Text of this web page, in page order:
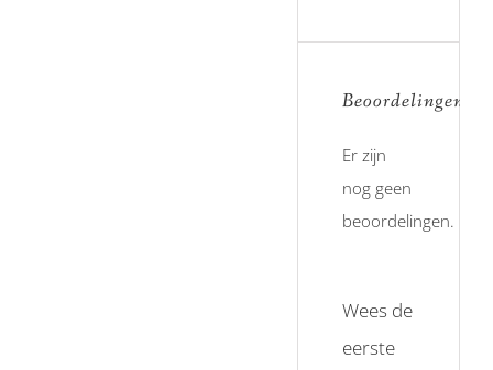
Beoordelingen
Er zijn
nog geen
beoordelingen.
Wees de
eerste